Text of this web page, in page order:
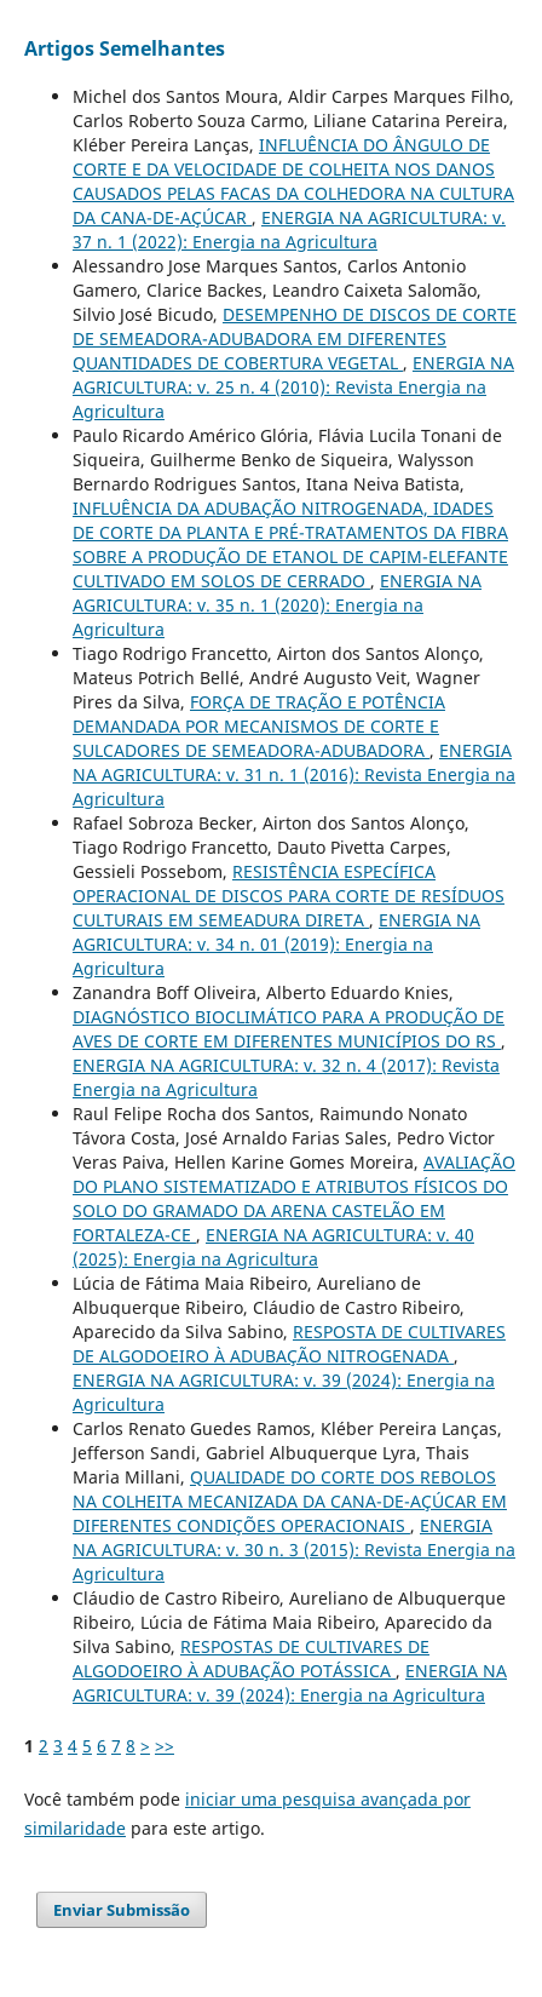
Artigos Semelhantes
Michel dos Santos Moura, Aldir Carpes Marques Filho,
Carlos Roberto Souza Carmo, Liliane Catarina Pereira,
Kléber Pereira Lanças, INFLUÊNCIA DO ÂNGULO DE
CORTE E DA VELOCIDADE DE COLHEITA NOS DANOS
CAUSADOS PELAS FACAS DA COLHEDORA NA CULTURA
DA CANA-DE-AÇÚCAR , ENERGIA NA AGRICULTURA: v.
37 n. 1 (2022): Energia na Agricultura
Alessandro Jose Marques Santos, Carlos Antonio
Gamero, Clarice Backes, Leandro Caixeta Salomão,
Silvio José Bicudo, DESEMPENHO DE DISCOS DE CORTE
DE SEMEADORA-ADUBADORA EM DIFERENTES
QUANTIDADES DE COBERTURA VEGETAL , ENERGIA NA
AGRICULTURA: v. 25 n. 4 (2010): Revista Energia na
Agricultura
Paulo Ricardo Américo Glória, Flávia Lucila Tonani de
Siqueira, Guilherme Benko de Siqueira, Walysson
Bernardo Rodrigues Santos, Itana Neiva Batista,
INFLUÊNCIA DA ADUBAÇÃO NITROGENADA, IDADES
DE CORTE DA PLANTA E PRÉ-TRATAMENTOS DA FIBRA
SOBRE A PRODUÇÃO DE ETANOL DE CAPIM-ELEFANTE
CULTIVADO EM SOLOS DE CERRADO , ENERGIA NA
AGRICULTURA: v. 35 n. 1 (2020): Energia na
Agricultura
Tiago Rodrigo Francetto, Airton dos Santos Alonço,
Mateus Potrich Bellé, André Augusto Veit, Wagner
Pires da Silva, FORÇA DE TRAÇÃO E POTÊNCIA
DEMANDADA POR MECANISMOS DE CORTE E
SULCADORES DE SEMEADORA-ADUBADORA , ENERGIA
NA AGRICULTURA: v. 31 n. 1 (2016): Revista Energia na
Agricultura
Rafael Sobroza Becker, Airton dos Santos Alonço,
Tiago Rodrigo Francetto, Dauto Pivetta Carpes,
Gessieli Possebom, RESISTÊNCIA ESPECÍFICA
OPERACIONAL DE DISCOS PARA CORTE DE RESÍDUOS
CULTURAIS EM SEMEADURA DIRETA , ENERGIA NA
AGRICULTURA: v. 34 n. 01 (2019): Energia na
Agricultura
Zanandra Boff Oliveira, Alberto Eduardo Knies,
DIAGNÓSTICO BIOCLIMÁTICO PARA A PRODUÇÃO DE
AVES DE CORTE EM DIFERENTES MUNICÍPIOS DO RS ,
ENERGIA NA AGRICULTURA: v. 32 n. 4 (2017): Revista
Energia na Agricultura
Raul Felipe Rocha dos Santos, Raimundo Nonato
Távora Costa, José Arnaldo Farias Sales, Pedro Victor
Veras Paiva, Hellen Karine Gomes Moreira, AVALIAÇÃO
DO PLANO SISTEMATIZADO E ATRIBUTOS FÍSICOS DO
SOLO DO GRAMADO DA ARENA CASTELÃO EM
FORTALEZA-CE , ENERGIA NA AGRICULTURA: v. 40
(2025): Energia na Agricultura
Lúcia de Fátima Maia Ribeiro, Aureliano de
Albuquerque Ribeiro, Cláudio de Castro Ribeiro,
Aparecido da Silva Sabino, RESPOSTA DE CULTIVARES
DE ALGODOEIRO À ADUBAÇÃO NITROGENADA ,
ENERGIA NA AGRICULTURA: v. 39 (2024): Energia na
Agricultura
Carlos Renato Guedes Ramos, Kléber Pereira Lanças,
Jefferson Sandi, Gabriel Albuquerque Lyra, Thais
Maria Millani, QUALIDADE DO CORTE DOS REBOLOS
NA COLHEITA MECANIZADA DA CANA-DE-AÇÚCAR EM
DIFERENTES CONDIÇÕES OPERACIONAIS , ENERGIA
NA AGRICULTURA: v. 30 n. 3 (2015): Revista Energia na
Agricultura
Cláudio de Castro Ribeiro, Aureliano de Albuquerque
Ribeiro, Lúcia de Fátima Maia Ribeiro, Aparecido da
Silva Sabino, RESPOSTAS DE CULTIVARES DE
ALGODOEIRO À ADUBAÇÃO POTÁSSICA , ENERGIA NA
AGRICULTURA: v. 39 (2024): Energia na Agricultura
1 2 3 4 5 6 7 8 > >>
Você também pode iniciar uma pesquisa avançada por
similaridadepara este artigo.
Enviar Submissão